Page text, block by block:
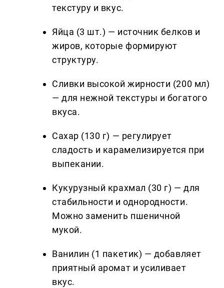
текстуру и вкус.
Яйца (3 шт.) — источник белков и
жиров, которые формируют
структуру.
Сливки высокой жирности (200 мл)
— для нежной текстуры и богатого
вкуса.
Сахар (130 г) — регулирует
сладость и карамелизируется при
выпекании.
Кукурузный крахмал (30 г) — для
стабильности и однородности.
Можно заменить пшеничной
мукой.
Ванилин (1 пакетик) — добавляет
приятный аромат и усиливает
вкус.